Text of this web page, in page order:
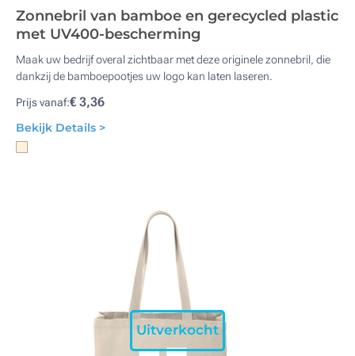
Zonnebril van bamboe en gerecycled plastic
met UV400-bescherming
Maak uw bedrijf overal zichtbaar met deze originele zonnebril, die
dankzij de bamboepootjes uw logo kan laten laseren.
Prijs vanaf:€ 3,36
Bekijk Details >
Uitverkocht